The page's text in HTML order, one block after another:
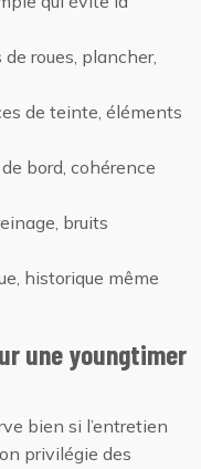
roues, plancher,
de teinte, éléments
bord, cohérence
bruits
historique même
une youngtimer
bien si l’entretien
privilégie des